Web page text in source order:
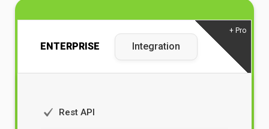
ENTERPRISE Integration
+ Pro
Rest API